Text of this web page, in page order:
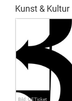
Kunst & Kultur
Bild: OETicket